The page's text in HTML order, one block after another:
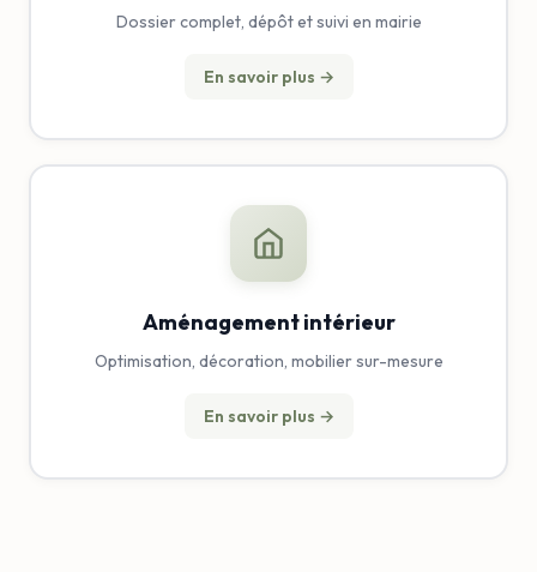
Dossier complet, dépôt et suivi en mairie
En savoir plus →
Aménagement intérieur
Optimisation, décoration, mobilier sur-mesure
En savoir plus →